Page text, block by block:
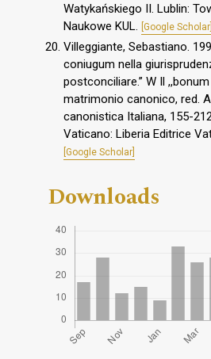
Watykańskiego II. Lublin:
Naukowe KUL. [Google Scholar]
Villeggiante, Sebastiano.
coniugum nella
postconciliare.” W Il
matrimonio canonico, red.
canonistica Italiana, 155-
Vaticano: Liberia Editrice
[Google Scholar]
Downloads